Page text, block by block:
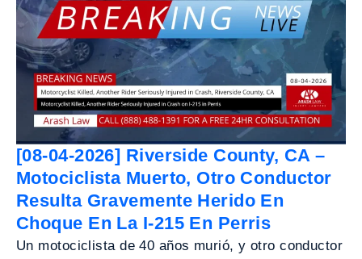
[08-04-2026] Riverside County, CA –
Motociclista Muerto, Otro Conductor
Resulta Gravemente Herido En
Choque En La I-215 En Perris
Un motociclista de 40 años murió, y otro conductor